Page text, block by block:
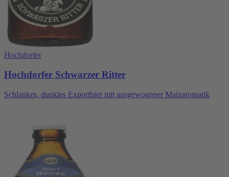
Hochdorfer
Hochdorfer Schwarzer Ritter
Schlankes, dunkles Exportbier mit ausgewogener Malzaromatik